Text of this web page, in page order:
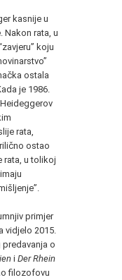
kasnije u
Nakon rata, u
koju
ostala
je 1986.
rata,
ostao
rata, u tolikoj
primjer
vidjelo 2015.
o
i Der Rhein
filozofovu